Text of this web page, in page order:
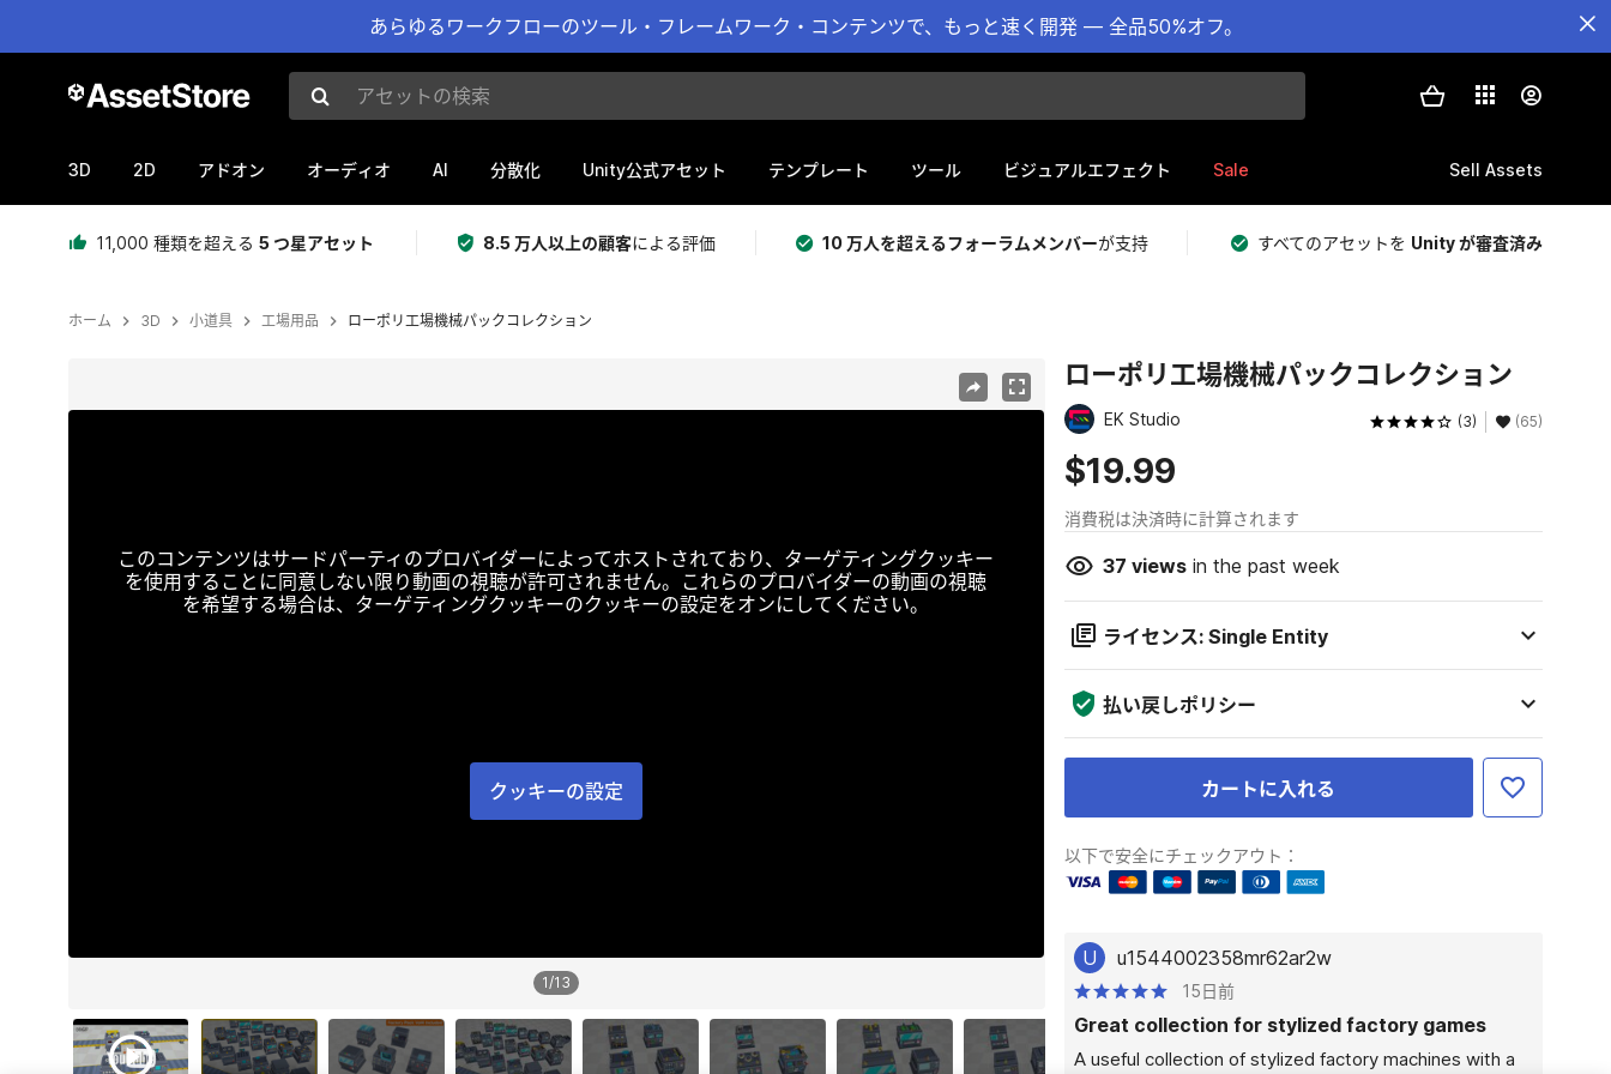
あらゆるワークフローのツール・フレームワーク・コンテンツで、もっと速く開発 — 全品50%オフ。
アセットの検索
3D 2D アドオン オーディオ AI 分散化 Unity公式アセット テンプレート ツール ビジュアルエフェクト Sale Sell Assets
11,000 種類を超える 5 つ星アセット 8.5 万人以上の顧客による評価 10 万人を超えるフォーラムメンバーが支持 すべてのアセットを Unity が審査済み
ホーム 3D 小道具 工場用品 ローポリ工場機械パックコレクション
このコンテンツはサードパーティのプロバイダーによってホストされており、ターゲティングクッキー
を使用することに同意しない限り動画の視聴が許可されません。これらのプロバイダーの動画の視聴
を希望する場合は、ターゲティングクッキーのクッキーの設定をオンにしてください。
クッキーの設定
1/13
ローポリ工場機械パックコレクション
EK Studio (3) (65)
$19.99
消費税は決済時に計算されます
37 viewsin the past week
ライセンス: Single Entity
払い戻しポリシー
カートに入れる
以下で安全にチェックアウト：
U u1544002358mr62ar2w
15日前
Great collection for stylized factory games
A useful collection of stylized factory machines with a